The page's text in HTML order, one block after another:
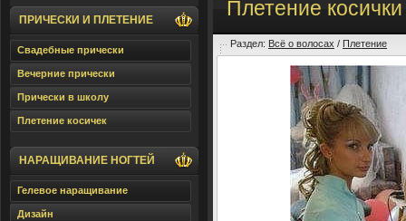
ПРИЧЕСКИ И ПЛЕТЕНИЕ
Свадебные прически
Вечерние прически
Прически в школу
Плетение косичек
НАРАЩИВАНИЕ НОГТЕЙ
Гелевое наращивание
Дизайн
Плетение
Раздел: Всё о волосах / Плетение